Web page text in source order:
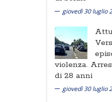
giovedì 30 luglio
violenza.
di 28 anni
giovedì 30 luglio